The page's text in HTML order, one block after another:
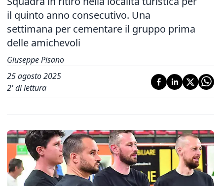
il quinto anno consecutivo. Una
settimana per cementare il gruppo prima
delle amichevoli
Giuseppe Pisano
25 agosto 2025
2' di lettura